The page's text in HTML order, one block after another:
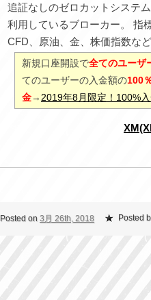
追証なしのゼロカットシステ
利用しているブローカー。 指
CFD、原油、金、株価指数など
新規口座開設で全てのユーザ
てのユーザーの入金額の100
金→ 2019年8月限定！100%
Posted on 3月 26th, 2018 Posted